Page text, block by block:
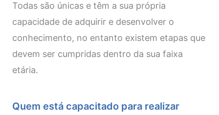
Todas são únicas e têm a sua própria
capacidade de adquirir e desenvolver o
conhecimento, no entanto existem etapas que
devem ser cumpridas dentro da sua faixa
etária.
Quem está capacitado para realizar